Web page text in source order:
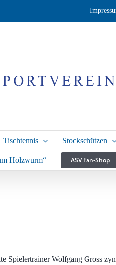
Tischtennis Stockschützen
Holzwurm“ ASV Fan-Shop
Spielertrainer Wolfgang Gross